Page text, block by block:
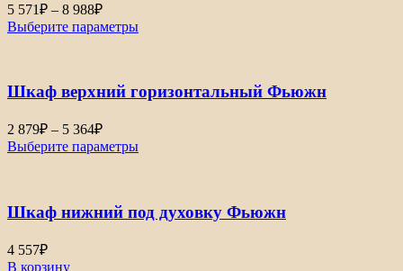
5 571₽ – 8 988₽
Выберите параметры
Шкаф верхний горизонтальный Фьюжн
2 879₽ – 5 364₽
Выберите параметры
Шкаф нижний под духовку Фьюжн
4 557₽
В корзину